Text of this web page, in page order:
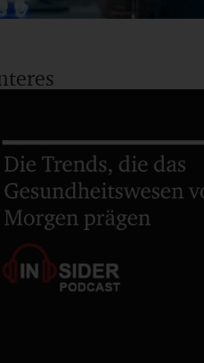
Twin Prävention
Gesundheitssystem